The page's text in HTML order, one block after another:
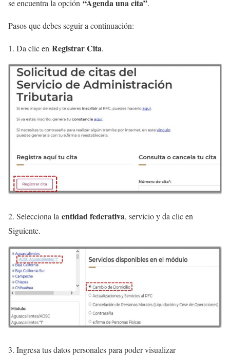
se encuentra la opción “Agenda una cita”.
Pasos que debes seguir a continuación:
1. Da clic en Registrar Cita.
2. Selecciona la entidad federativa, servicio y da clic en
Siguiente.
3. Ingresa tus datos personales para poder visualizar